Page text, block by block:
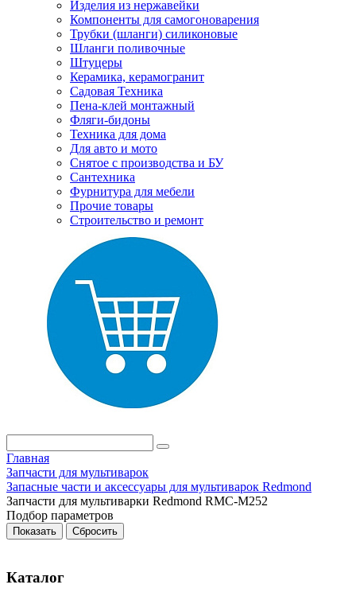
Изделия из нержавейки
Компоненты для самогоноварения
Трубки (шланги) силиконовые
Шланги поливочные
Штуцеры
Керамика, керамогранит
Садовая Техника
Пена-клей монтажный
Фляги-бидоны
Техника для дома
Для авто и мото
Снятое с производства и БУ
Сантехника
Фурнитура для мебели
Прочие товары
Строительство и ремонт
Главная
Запчасти для мультиварок
Запасные части и аксессуары для мультиварок Redmond
Запчасти для мультиварки Redmond RMC-M252
Подбор параметров
Каталог